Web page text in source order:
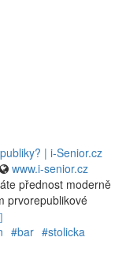
| i-Senior.cz
www.i-senior.cz
přednost moderně
prvorepublikové
#bar #stolicka